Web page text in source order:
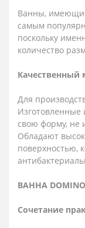
Ванны,
самым
поскольку
количество
Качественный
Для
Изготовленные
свою форму, не
Обладают
поверхностью,
ВАННА
Сочетание